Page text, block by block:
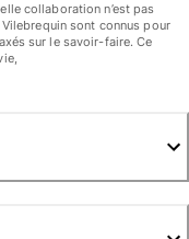
collaboration n’est pas
sont connus pour
sur le savoir-faire. Ce